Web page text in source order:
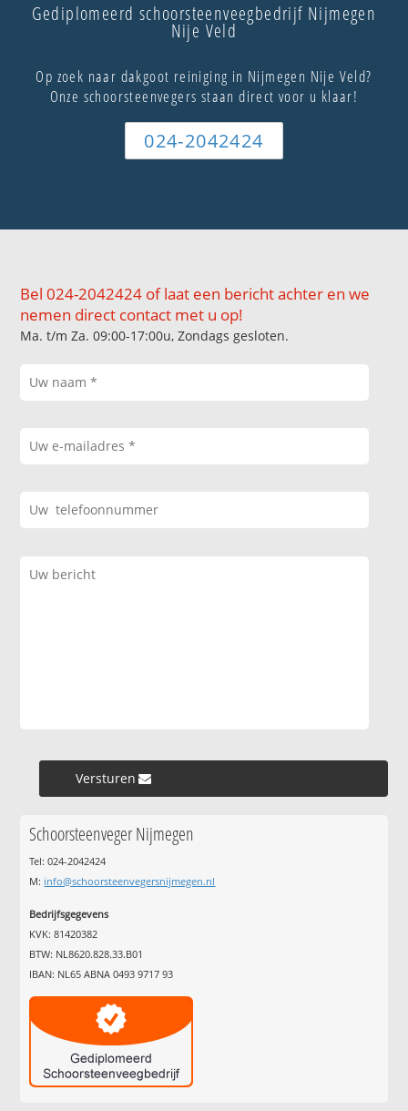
Gediplomeerd schoorsteenveegbedrijf Nijmegen
Nije Veld
Op zoek naar dakgoot reiniging in Nijmegen Nije Veld?
Onze schoorsteenvegers staan direct voor u klaar!
024-2042424
Bel 024-2042424 of laat een bericht achter en we
nemen direct contact met u op!
Ma. t/m Za. 09:00-17:00u, Zondags gesloten.
Versturen »
Schoorsteenveger Nijmegen
Tel: 024-2042424
M: info@schoorsteenvegersnijmegen.nl
Bedrijfsgegevens
KVK: 81420382
BTW: NL8620.828.33.B01
IBAN: NL65 ABNA 0493 9717 93